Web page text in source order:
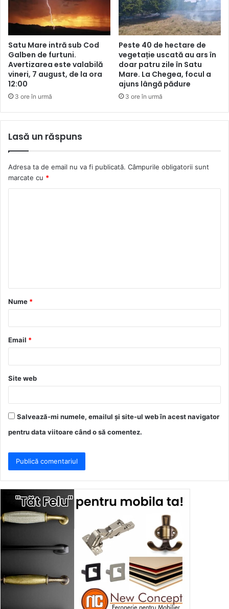
Satu Mare intră sub Cod
Galben de furtuni.
Avertizarea este valabilă
vineri, 7 august, de la ora
12:00
3 ore în urmă
Peste 40 de hectare de
vegetație uscată au ars în
doar patru zile în Satu
Mare. La Chegea, focul a
ajuns lângă pădure
3 ore în urmă
Lasă un răspuns
Adresa ta de email nu va fi publicată. Câmpurile obligatorii sunt
marcate cu *
a
r
*
Nume *
Email *
Site web
Salvează-mi numele, emailul și site-ul web în acest navigator
pentru data viitoare când o să comentez.